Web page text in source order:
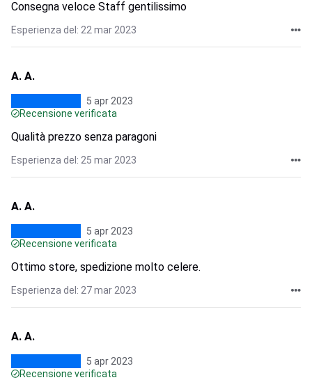
Consegna veloce Staff gentilissimo
Esperienza del: 22 mar 2023
A. A.
5 apr 2023
Recensione verificata
Qualità prezzo senza paragoni
Esperienza del: 25 mar 2023
A. A.
5 apr 2023
Recensione verificata
Ottimo store, spedizione molto celere.
Esperienza del: 27 mar 2023
A. A.
5 apr 2023
Recensione verificata